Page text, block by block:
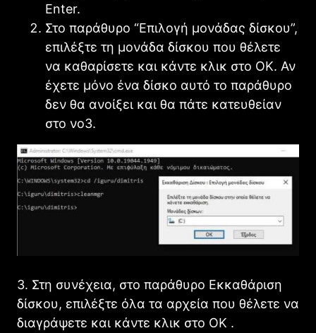
Enter.
Στο παράθυρο “Επιλογή μονάδας δίσκου”,
επιλέξτε τη μονάδα δίσκου που θέλετε
να καθαρίσετε και κάντε κλικ στο OK. Αν
έχετε μόνο ένα δίσκο αυτό το παράθυρο
δεν θα ανοίξει και θα πάτε κατευθείαν
στο νο3.
3. Στη συνέχεια, στο παράθυρο Εκκαθάριση
δίσκου, επιλέξτε όλα τα αρχεία που θέλετε να
διαγράψετε και κάντε κλικ στο OK .